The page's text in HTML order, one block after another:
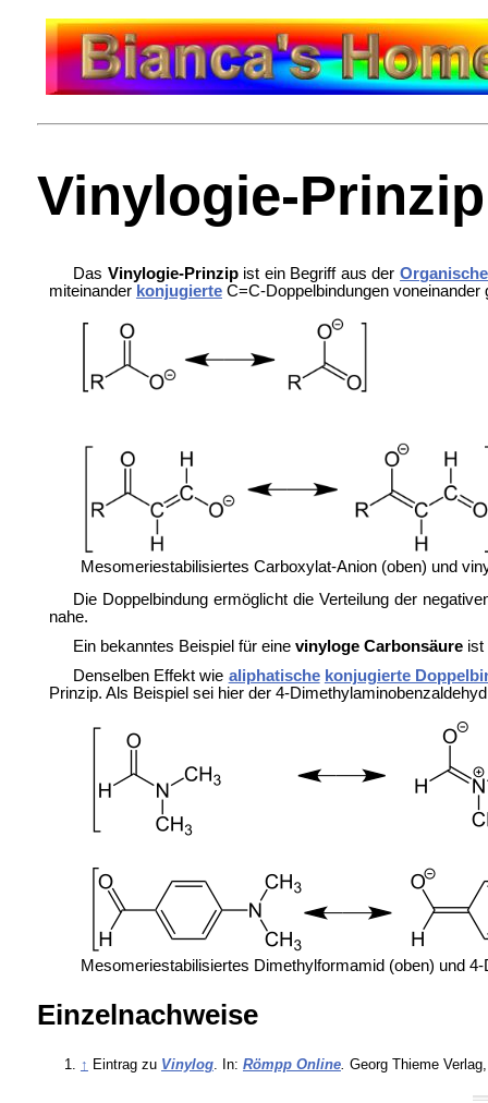
Vinylogie-Prinzip
Das Vinylogie-Prinzipist ein Begriff aus der
miteinander konjugierteC=C-Doppelbindungen voneinander
Mesomeriestabilisiertes Carboxylat-Anion (oben) und
Die Doppelbindung ermöglicht die Verteilung der
nahe.
Ein bekanntes Beispiel für eine vinyloge Carbonsäureist
Denselben Effekt wie aliphatische konjugierte
Prinzip. Als Beispiel sei hier der 4-
Mesomeriestabilisiertes Dimethylformamid (oben) und
Einzelnachweise
↑ Eintrag zu Vinylog. In: Römpp Online. Georg Thieme